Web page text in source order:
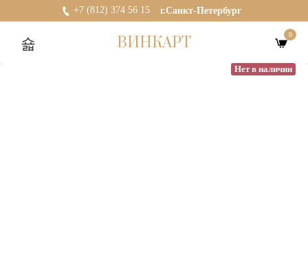
+7 (812) 374 56 15 г.Санкт-Петербург
ВИНКАРТ 0
Нет в наличии